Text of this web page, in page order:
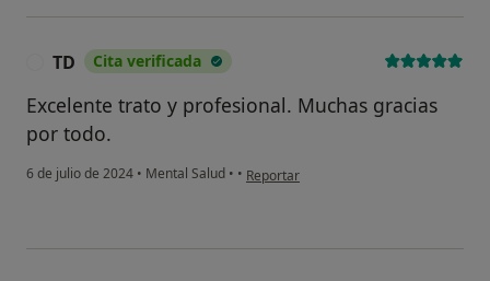
TD Cita verificada
Excelente trato y profesional. Muchas gracias
por todo.
6 de julio de 2024 • Mental Salud • • en opinión del usuario TD
Reportar